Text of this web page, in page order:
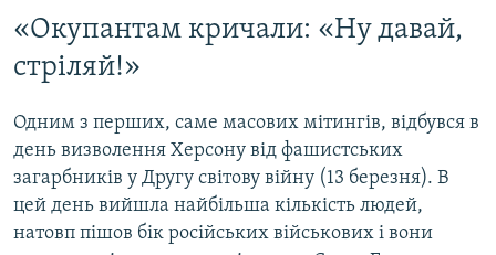
«Окупантам кричали: «Ну давай,
стріляй!»
Одним з перших, саме масових мітингів, відбувся в
день визволення Херсону від фашистських
загарбників у Другу світову війну (13 березня). В
цей день вийшла найбільша кількість людей,
натовп пішов бік російських військових і вони